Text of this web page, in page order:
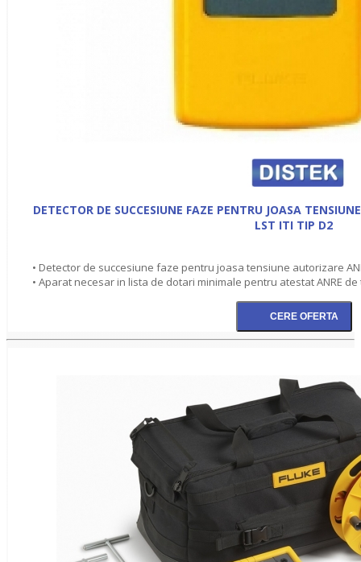
DETECTOR DE SUCCESIUNE FAZE PENTRU JOASA
LST ITI TIP D2
• Detector de succesiune faze pentru joasa tensiune autorizare
• Aparat necesar in lista de dotari minimale pentru atestat ANRE de